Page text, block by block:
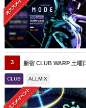
3 新宿 CLUB WARP 土曜
CLUB ALLMIX